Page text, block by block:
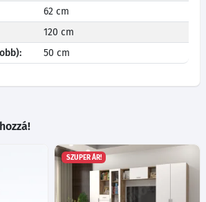
62 cm
120 cm
50 cm
SZUPER ÁR!